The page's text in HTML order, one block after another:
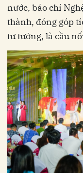
nước, báo chí
thành, đóng góp
tư tưởng, là cầu